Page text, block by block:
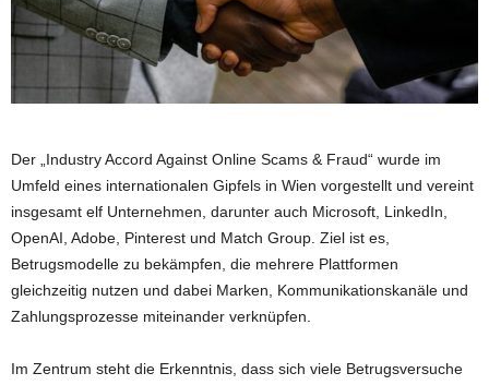
Der „Industry Accord Against Online Scams & Fraud“ wurde im
Umfeld eines internationalen Gipfels in Wien vorgestellt und vereint
insgesamt elf Unternehmen, darunter auch Microsoft, LinkedIn,
OpenAI, Adobe, Pinterest und Match Group. Ziel ist es,
Betrugsmodelle zu bekämpfen, die mehrere Plattformen
gleichzeitig nutzen und dabei Marken, Kommunikationskanäle und
Zahlungsprozesse miteinander verknüpfen.
Im Zentrum steht die Erkenntnis, dass sich viele Betrugsversuche